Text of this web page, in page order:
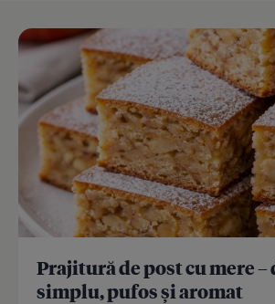
Prajitură de post cu mere –
simplu, pufos și aromat